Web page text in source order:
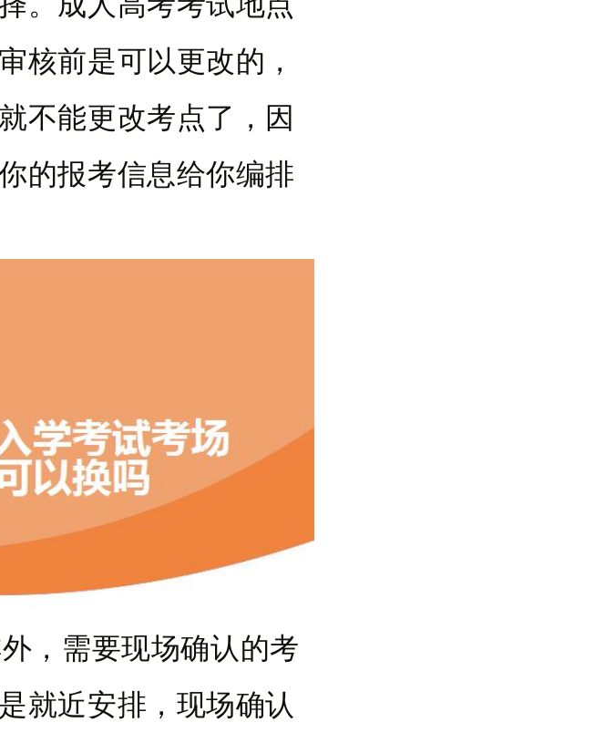
核前是可以更改的，
不能更改考点了，因
的报考信息给你编排
需要现场确认的考
就近安排，现场确认